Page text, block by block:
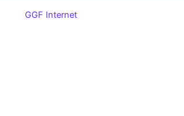
GGF Internet